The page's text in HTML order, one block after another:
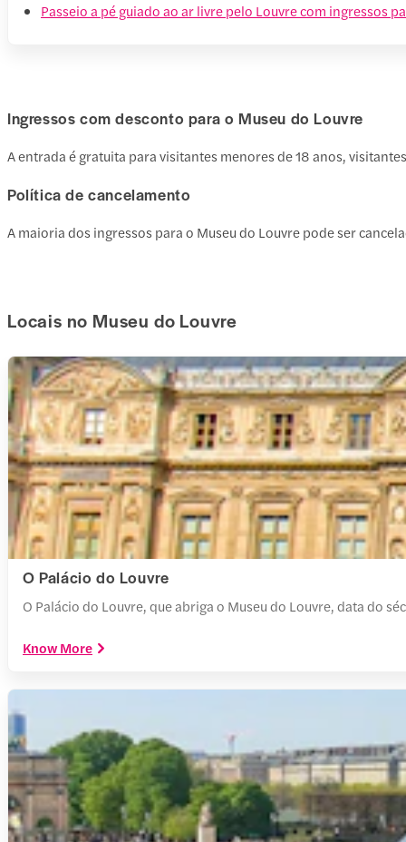
Passeio a pé guiado ao ar livre pelo Louvre com ingressos
Ingressos com desconto para o Museu do Louvre
A entrada é gratuita para visitantes menores de 18 anos,
Política de cancelamento
A maioria dos ingressos para o Museu do Louvre pode ser
Locais no Museu do Louvre
O Palácio do Louvre
O Palácio do Louvre, que abriga o Museu do Louvre, data do
Know More